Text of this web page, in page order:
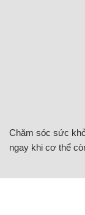
Chăm sóc sức
ngay khi cơ thể